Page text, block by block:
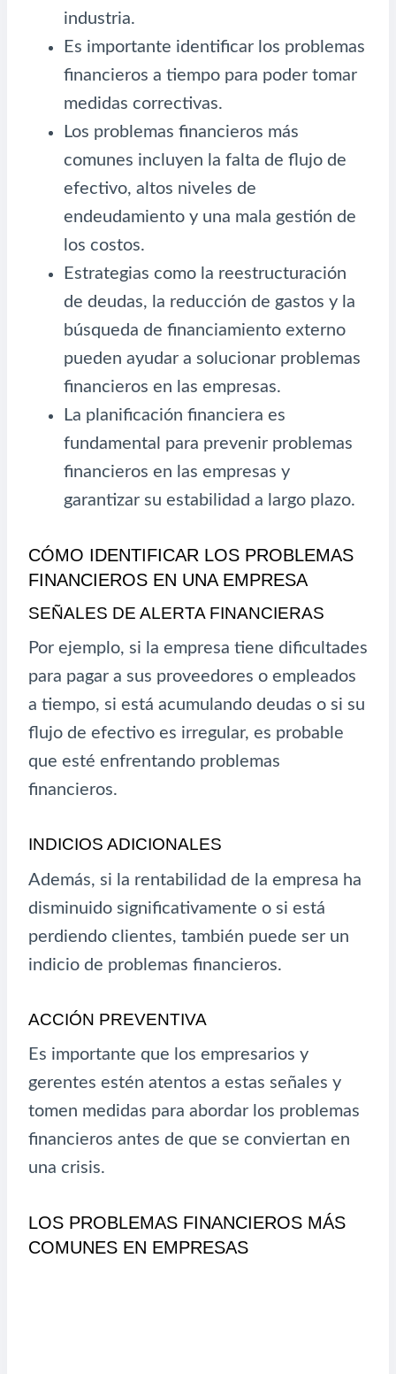
industria.
Es importante identificar los problemas
financieros a tiempo para poder tomar
medidas correctivas.
Los problemas financieros más
comunes incluyen la falta de flujo de
efectivo, altos niveles de
endeudamiento y una mala gestión de
los costos.
Estrategias como la reestructuración
de deudas, la reducción de gastos y la
búsqueda de financiamiento externo
pueden ayudar a solucionar problemas
financieros en las empresas.
La planificación financiera es
fundamental para prevenir problemas
financieros en las empresas y
garantizar su estabilidad a largo plazo.
CÓMO IDENTIFICAR LOS PROBLEMAS
FINANCIEROS EN UNA EMPRESA
SEÑALES DE ALERTA FINANCIERAS
Por ejemplo, si la empresa tiene dificultades
para pagar a sus proveedores o empleados
a tiempo, si está acumulando deudas o si su
flujo de efectivo es irregular, es probable
que esté enfrentando problemas
financieros.
INDICIOS ADICIONALES
Además, si la rentabilidad de la empresa ha
disminuido significativamente o si está
perdiendo clientes, también puede ser un
indicio de problemas financieros.
ACCIÓN PREVENTIVA
Es importante que los empresarios y
gerentes estén atentos a estas señales y
tomen medidas para abordar los problemas
financieros antes de que se conviertan en
una crisis.
LOS PROBLEMAS FINANCIEROS MÁS
COMUNES EN EMPRESAS